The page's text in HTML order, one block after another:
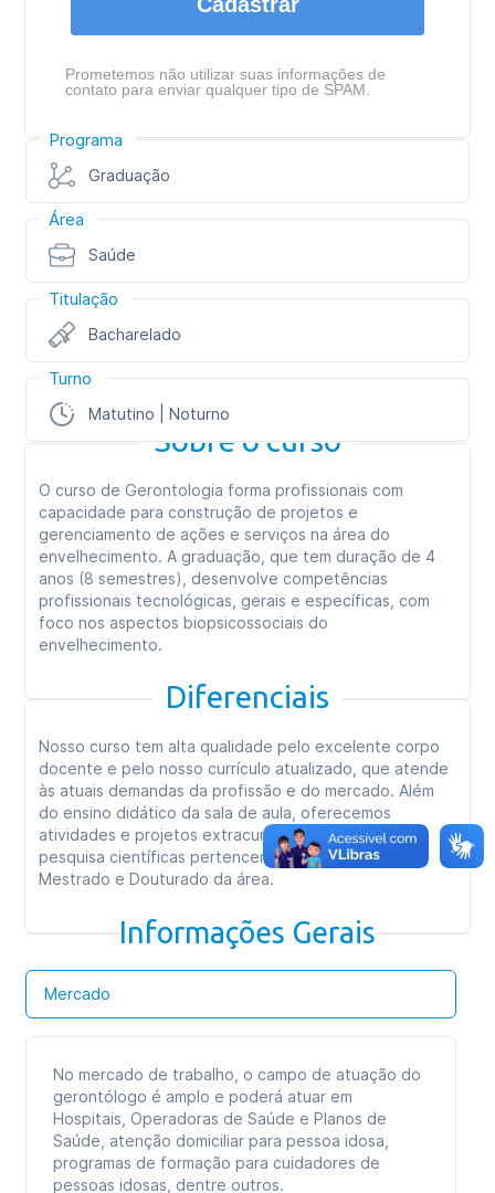
Programa
Graduação
Área
Saúde
Titulação
Bacharelado
Turno
Matutino | Noturno
Sobre o curso
O curso de Gerontologia forma profissionais com
capacidade para construção de projetos e
gerenciamento de ações e serviços na área do
envelhecimento. A graduação, que tem duração de 4
anos (8 semestres), desenvolve competências
profissionais tecnológicas, gerais e específicas, com
foco nos aspectos biopsicossociais do
envelhecimento.
Diferenciais
Nosso curso tem alta qualidade pelo excelente corpo
docente e pelo nosso currículo atualizado, que atende
às atuais demandas da profissão e do mercado. Além
do ensino didático da sala de aula, oferecemos
atividades e projetos extracurriculares, além de
pesquisa científicas pertencentes ao Programa de
Mestrado e Douturado da área.
Informações Gerais
Mercado
No mercado de trabalho, o campo de atuação do
gerontólogo é amplo e poderá atuar em
Hospitais, Operadoras de Saúde e Planos de
Saúde, atenção domiciliar para pessoa idosa,
programas de formação para cuidadores de
pessoas idosas, dentre outros.
Prometemos não utilizar suas informações de
contato para enviar qualquer tipo de SPAM.